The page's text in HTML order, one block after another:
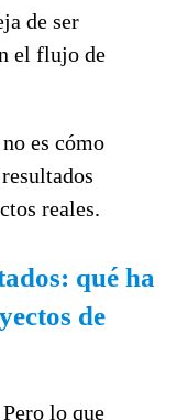
de ser
el flujo de
es cómo
reales.
qué ha
de
lo que